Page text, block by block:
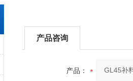
产品咨询
产品：